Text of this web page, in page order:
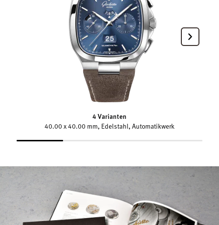
4 Varianten
40.00 x 40.00 mm, Edelstahl, Automatikwerk